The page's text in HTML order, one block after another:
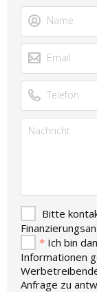
Bitte
* Ich bin
Informationen
Anfrage zu